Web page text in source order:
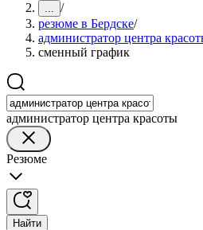
... /
резюме в Бердске/
администратор центра
сменный график
администратор центра красоты
Резюме
Найти